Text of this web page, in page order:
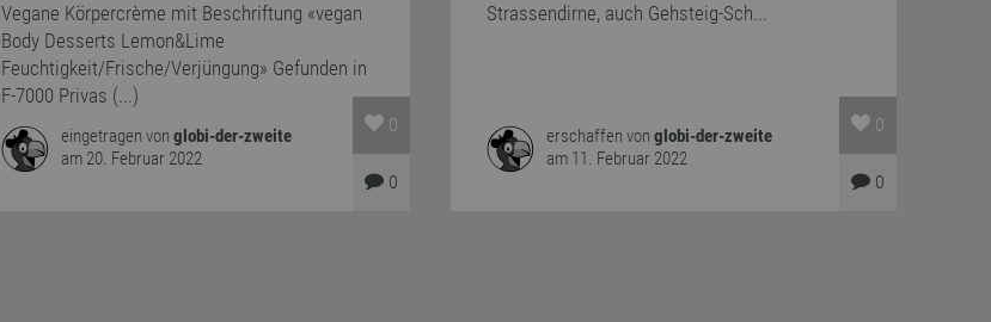
Vegane Körpercrème mit Beschriftung «vegan
Body Desserts Lemon&Lime
Feuchtigkeit/Frische/Verjüngung» Gefunden in
F-7000 Privas (...)
eingetragen von globi-der-zweite
am 20. Februar 2022
0
0
Strassendirne, auch Gehsteig-Sch...
erschaffen vonglobi-der-zweite
am 11. Februar 2022
0
0